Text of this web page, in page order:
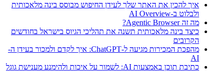
איך להכין את האתר שלך לעידן החיפוש מבוסס בינה מלאכותית
ולבלוט ב-AI Overview
מה זה Agentic Browser?
כיצד בינה מלאכותית תשנה את תהליכי הגיוס בישראל בחודשים
הקרובים
מהפכת המכירות מגיעה ל-ChatGPT: איך לקדם ולמכור בעידן ה-
AI
כתיבת תוכן באמצעות AI: לשמור על איכות ולהימנע מענישת גוגל